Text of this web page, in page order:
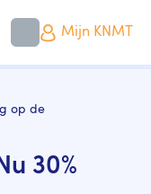
Mijn KNMT
op de
30%